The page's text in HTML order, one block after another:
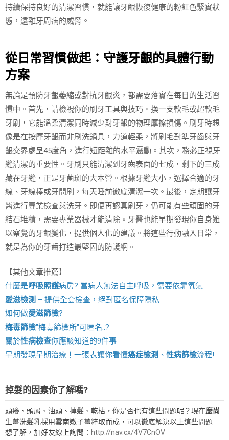
持續保持良好的清潔習慣，就能讓牙齦恢復健康的粉紅色緊實狀
態，遠離牙周病的威脅。
從日常習慣做起：守護牙齦的具體行動
方案
無論是預防牙齦萎縮或對抗牙齦炎，都需要落實在每日的生活習
慣中。首先，請檢視你的刷牙工具與技巧。換一支軟毛或超軟毛
牙刷，它能溫柔清潔同時減少對牙齦的物理摩擦損傷。刷牙時想
像是在按摩牙齦而非刷洗鍋具，力道輕柔，將刷毛對準牙齒與牙
齦交界處呈45度角，進行短距離的水平震動。其次，務必正視牙
縫清潔的重要性。牙刷只能清潔到牙齒表面的七成，剩下的三成
藏在牙縫，正是牙菌斑的大本營。根據牙縫大小，選擇合適的牙
線、牙線棒或牙間刷，每天睡前徹底清潔一次。最後，定期讓牙
醫進行專業檢查與洗牙。即便再認真刷牙，仍可能有些頑固的牙
結石堆積，需要專業器械才能清除。牙醫也能早期發現你自身難
以察覺的牙齦變化，提供個人化的建議。將這些行動融入日常，
就是為你的牙齒打造最堅固的防護網。
【其他文章推薦】
什麼是呼吸照護病房? 當病人無法自主呼吸，需要依靠氧氣
愛滋檢測 – 提供全套檢查，絕對匿名保障隱私
如何做愛滋篩檢?
梅毒篩檢"梅毒篩檢所"可匿名..?
關於性病檢查你應該知道的9件事
早期發現早期治療！一張表讓你看懂癌症檢測 、 性病篩檢流程!
掉髮的因素你了解嗎?
頭癢、頭屑、油頭、掉髮、乾枯，你是否也有這些問題呢？現在麼尚
生薑洗髮乳採用雲南嫩子薑粹取而成，可以徹底解決以上這些問題
想了解，加好友線上詢問： http://nav.cx/4V7CnOV